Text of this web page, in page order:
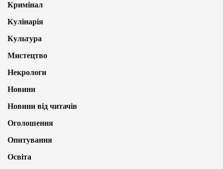
Кримінал
Кулінарія
Культура
Мистецтво
Некрологи
Новини
Новини від читачів
Оголошення
Опитування
Освіта